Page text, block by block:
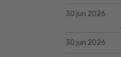
30 jun 2026
30 jun 2026